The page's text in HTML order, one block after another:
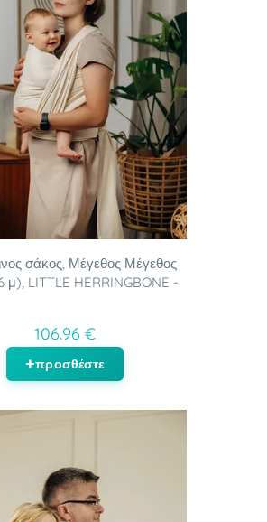
σάκος, Μέγεθος Μέγεθος
μ), LITTLE HERRINGBONE -
106.96 €
προσθέστε